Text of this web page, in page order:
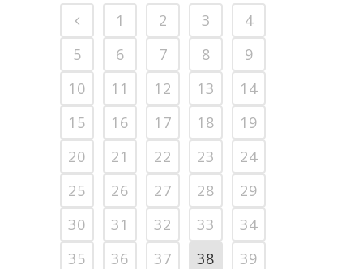
1 2 3
4
5
6 7 8
9
10
11 12 13
14
15
16 17 18
19
20
21 22 23
24
25
26 27 28
29
30
31 32 33
34
35
36 37 38
39